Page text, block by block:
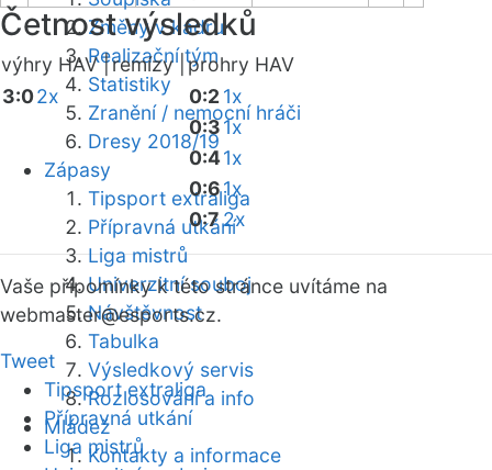
Změny v kádru
Realizační tým
Statistiky
Zranění / nemocní hráči
Dresy 2018/19
Zápasy
Tipsport extraliga
Přípravná utkání
Liga mistrů
Univerzitní souboj
Návštěvnost
Tabulka
Výsledkový servis
Rozlosování a info
Mládež
Kontakty a informace
Četnost výsledků
výhry HAV |remízy | prohry HAV
3:02x 0:21x
0:31x
0:41x
0:61x
0:72x
Vaše připomínky k této stránce uvítáme na
webmaster@esports.cz.
Tweet
Tipsport extraliga
Přípravná utkání
Liga mistrů